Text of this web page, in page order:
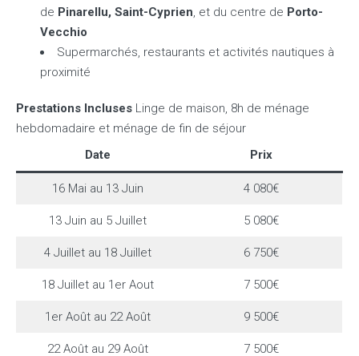
de Pinarellu, Saint-Cyprien, et du centre de Porto-
Vecchio
Supermarchés, restaurants et activités nautiques à
proximité
Prestations Incluses Linge de maison, 8h de ménage
hebdomadaire et ménage de fin de séjour
Date
Prix
16 Mai au 13 Juin 4 080€
13 Juin au 5 Juillet 5 080€
4 Juillet au 18 Juillet 6 750€
18 Juillet au 1er Aout 7 500€
1er Août au 22 Août 9 500€
22 Août au 29 Août 7 500€